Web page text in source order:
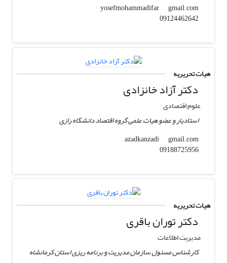
yosefmohammadifar
gmail.com
09124462642
هیات تحریریه
دکتر آزاد خانزادی
علوم اقتصادی
استادیار و عضو هیات علمی گروه اقتصاد دانشگاه رازی
azadkanzadi
gmail.com
09188725956
هیات تحریریه
دکتر توران باقری
مدیریت اطلاعات
کارشناس مسئول سازمان مدیریت و برنامه ریزی استان کرمانشاه